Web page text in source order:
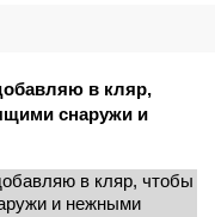
в кляр,
снаружи и